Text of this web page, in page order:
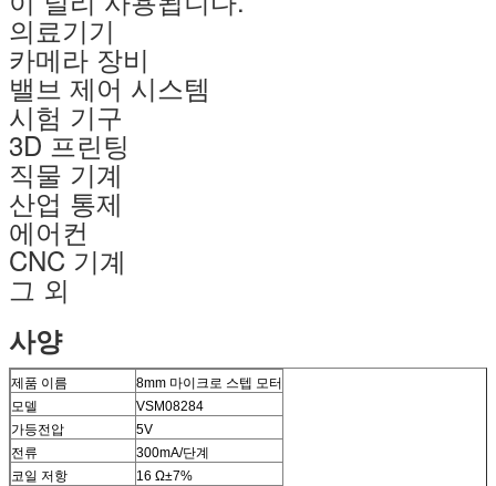
의료기기
카메라 장비
밸브 제어 시스템
시험 기구
3D 프린팅
직물 기계
산업 통제
에어컨
CNC 기계
그 외
사양
제품 이름
8mm 마이크로 스텝 모터
모델
VSM08284
가등전압
5V
전류
300mA/단계
코일 저항
16 Ω±7%